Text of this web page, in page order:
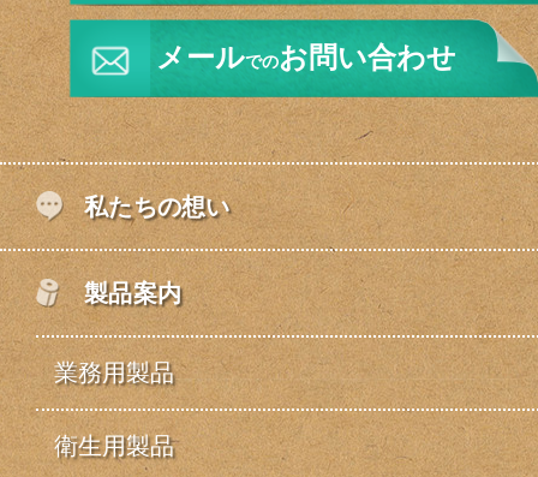
メールでのお問い合わせ
私たちの想い
製品案内
業務用製品
衛生用製品